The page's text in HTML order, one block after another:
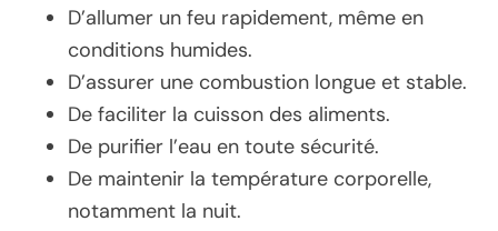
D’allumer un feu rapidement, même en
conditions humides.
D’assurer une combustion longue et stable.
De faciliter la cuisson des aliments.
De purifier l’eau en toute sécurité.
De maintenir la température corporelle,
notamment la nuit.